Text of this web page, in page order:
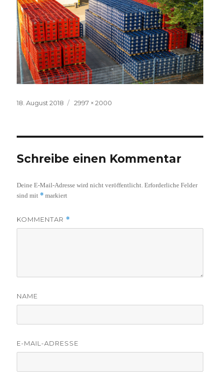
Veröffentlicht
18. August 2018
Volle
2997 × 2000
Schreibe einen Kommentar
Deine E-Mail-Adresse wird nicht veröffentlicht. Erforderliche Felder
sind mit * markiert
KOMMENTAR *
NAME
E-MAIL-ADRESSE